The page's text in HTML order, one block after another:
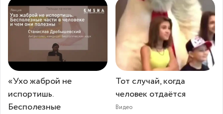
«Ухо жаброй не
испортишь.
Бесполезные
Тот случай, когда
человек отдаётся
Видео